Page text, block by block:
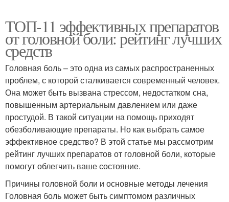
ТОП-11 эффективных препаратов
от головной боли: рейтинг лучших
средств
Головная боль – это одна из самых распространенных
проблем, с которой сталкивается современный человек.
Она может быть вызвана стрессом, недостатком сна,
повышенным артериальным давлением или даже
простудой. В такой ситуации на помощь приходят
обезболивающие препараты. Но как выбрать самое
эффективное средство? В этой статье мы рассмотрим
рейтинг лучших препаратов от головной боли, которые
помогут облегчить ваше состояние.
Причины головной боли и основные методы лечения
Головная боль может быть симптомом различных